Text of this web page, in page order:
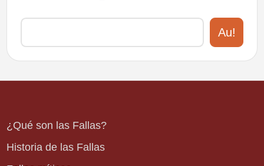
Au!
¿Qué son las Fallas?
Historia de las Fallas